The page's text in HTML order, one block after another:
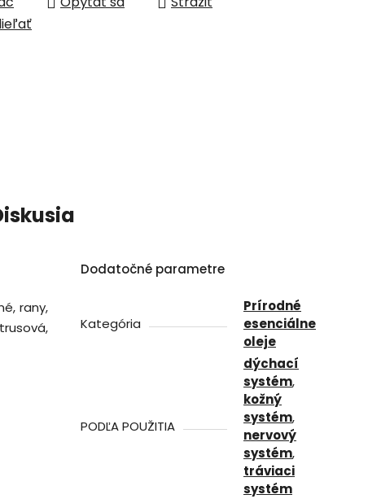
rany,
Dodatočné parametre
Kategória
Prírodné
esenciálne
oleje
PODĽA POUŽITIA
dýchací
systém,
kožný
systém,
nervový
systém,
tráviaci
systém